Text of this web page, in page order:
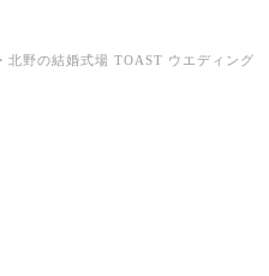
北野の結婚式場 TOAST ウエディング